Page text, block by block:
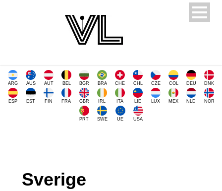
ARG AUS AUT BEL BGR BRA CHE CHL CZE COL DEU DNK
ESP EST FIN FRA GBR IRL ITA LIE LUX MEX NLD NOR
PRT SWE UE USA
Sverige